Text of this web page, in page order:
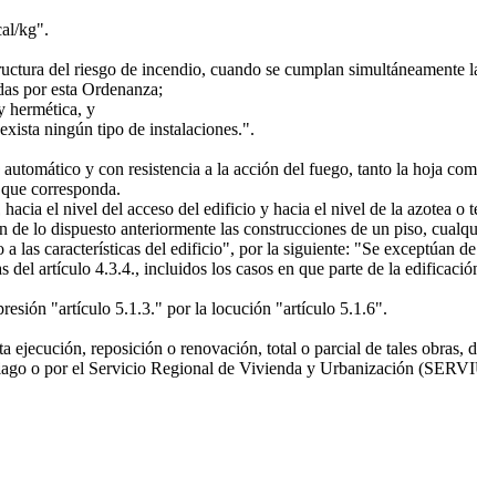
kg".
del riesgo de incendio, cuando se cumplan simultáneamente
por esta Ordenanza;
hermética, y
ningún tipo de instalaciones.".
y con resistencia a la acción del fuego, tanto la hoja
corresponda.
el nivel del acceso del edificio y hacia el nivel de la azotea o
lo dispuesto anteriormente las construcciones de un piso,
las características del edificio", por la siguiente: "Se exceptúan
artículo 4.3.4., incluidos los casos en que parte de la
"artículo 5.1.3." por la locución "artículo 5.1.6".
reposición o renovación, total o parcial de tales obras,
o por el Servicio Regional de Vivienda y Urbanización